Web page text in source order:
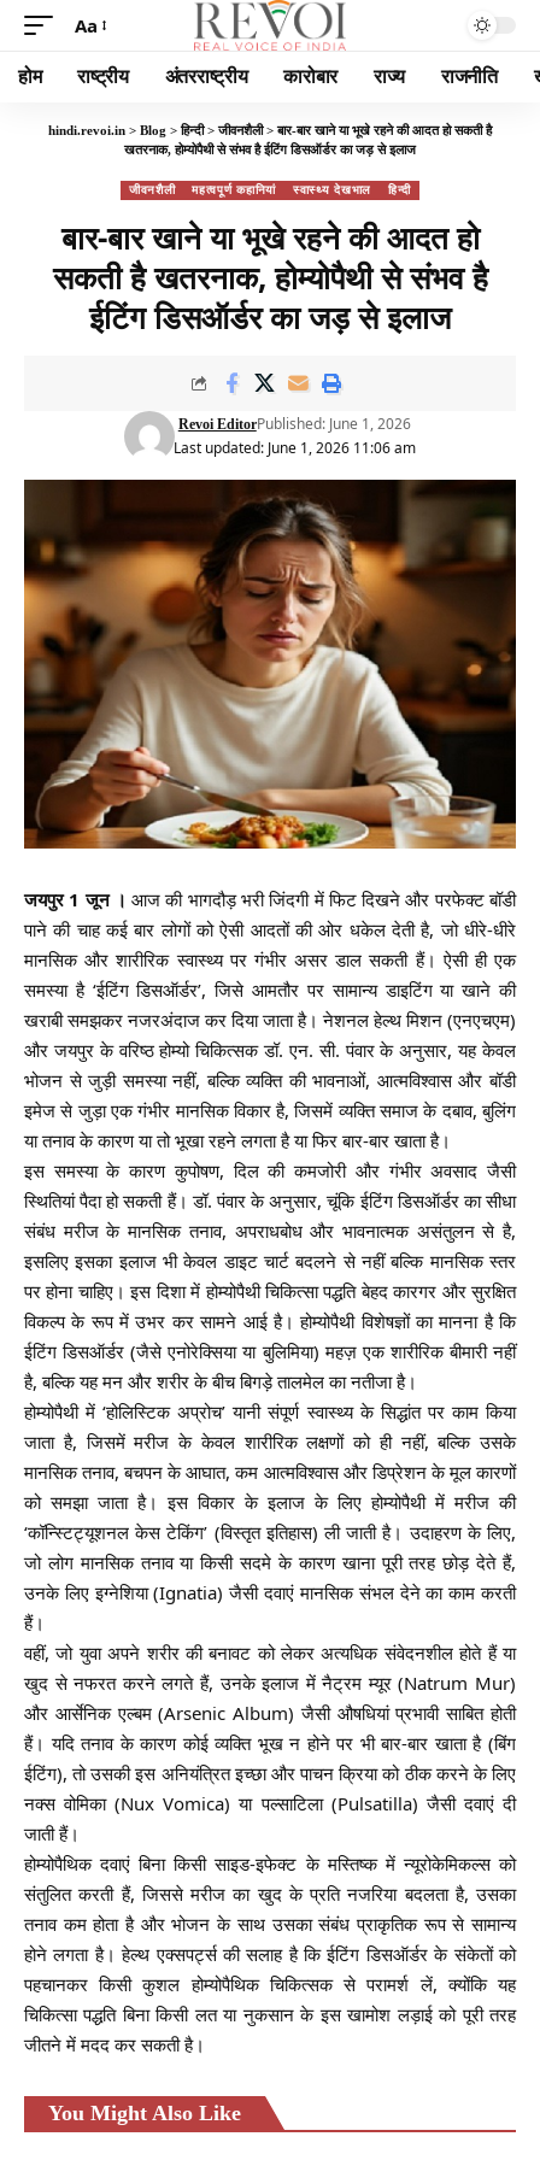
Aa
होम राष्ट्रीय अंतरराष्ट्रीय कारोबार राज्य राजनीति
hindi.revoi.in > Blog >हिन्दी>जीवनशैली>बार-बार खाने या भूखे रहने की आदत हो सकती है
खतरनाक, होम्योपैथी से संभव है ईटिंग डिसऑर्डर का जड़ से इलाज
जीवनशैली महत्वपूर्ण कहानियां स्वास्थ्य देखभाल हिन्दी
बार-बार खाने या भूखे रहने की आदत हो
सकती है खतरनाक, होम्योपैथी से संभव है
ईटिंग डिसऑर्डर का जड़ से इलाज
Last updated: June 1, 2026 11:06 am
Revoi EditorPublished: June 1, 2026
जयपुर 1 जून । आज की भागदौड़ भरी जिंदगी में फिट दिखने और परफेक्ट बॉडी
पाने की चाह कई बार लोगों को ऐसी आदतों की ओर धकेल देती है, जो धीरे-धीरे
मानसिक और शारीरिक स्वास्थ्य पर गंभीर असर डाल सकती हैं। ऐसी ही एक
समस्या है ‘ईटिंग डिसऑर्डर’, जिसे आमतौर पर सामान्य डाइटिंग या खाने की
खराबी समझकर नजरअंदाज कर दिया जाता है। नेशनल हेल्थ मिशन (एनएचएम)
और जयपुर के वरिष्ठ होम्यो चिकित्सक डॉ. एन. सी. पंवार के अनुसार, यह केवल
भोजन से जुड़ी समस्या नहीं, बल्कि व्यक्ति की भावनाओं, आत्मविश्वास और बॉडी
इमेज से जुड़ा एक गंभीर मानसिक विकार है, जिसमें व्यक्ति समाज के दबाव, बुलिंग
या तनाव के कारण या तो भूखा रहने लगता है या फिर बार-बार खाता है।
इस समस्या के कारण कुपोषण, दिल की कमजोरी और गंभीर अवसाद जैसी
स्थितियां पैदा हो सकती हैं। डॉ. पंवार के अनुसार, चूंकि ईटिंग डिसऑर्डर का सीधा
संबंध मरीज के मानसिक तनाव, अपराधबोध और भावनात्मक असंतुलन से है,
इसलिए इसका इलाज भी केवल डाइट चार्ट बदलने से नहीं बल्कि मानसिक स्तर
पर होना चाहिए। इस दिशा में होम्योपैथी चिकित्सा पद्धति बेहद कारगर और सुरक्षित
विकल्प के रूप में उभर कर सामने आई है। होम्योपैथी विशेषज्ञों का मानना है कि
ईटिंग डिसऑर्डर (जैसे एनोरेक्सिया या बुलिमिया) महज़ एक शारीरिक बीमारी नहीं
है, बल्कि यह मन और शरीर के बीच बिगड़े तालमेल का नतीजा है।
होम्योपैथी में ‘होलिस्टिक अप्रोच’ यानी संपूर्ण स्वास्थ्य के सिद्धांत पर काम किया
जाता है, जिसमें मरीज के केवल शारीरिक लक्षणों को ही नहीं, बल्कि उसके
मानसिक तनाव, बचपन के आघात, कम आत्मविश्वास और डिप्रेशन के मूल कारणों
को समझा जाता है। इस विकार के इलाज के लिए होम्योपैथी में मरीज की
‘कॉन्स्टिट्यूशनल केस टेकिंग’ (विस्तृत इतिहास) ली जाती है। उदाहरण के लिए,
जो लोग मानसिक तनाव या किसी सदमे के कारण खाना पूरी तरह छोड़ देते हैं,
उनके लिए इग्नेशिया (Ignatia) जैसी दवाएं मानसिक संभल देने का काम करती
हैं।
वहीं, जो युवा अपने शरीर की बनावट को लेकर अत्यधिक संवेदनशील होते हैं या
खुद से नफरत करने लगते हैं, उनके इलाज में नैट्रम म्यूर (Natrum Mur)
और आर्सेनिक एल्बम (Arsenic Album) जैसी औषधियां प्रभावी साबित होती
हैं। यदि तनाव के कारण कोई व्यक्ति भूख न होने पर भी बार-बार खाता है (बिंग
ईटिंग), तो उसकी इस अनियंत्रित इच्छा और पाचन क्रिया को ठीक करने के लिए
नक्स वोमिका (Nux Vomica) या पल्साटिला (Pulsatilla) जैसी दवाएं दी
जाती हैं।
होम्योपैथिक दवाएं बिना किसी साइड-इफेक्ट के मस्तिष्क में न्यूरोकेमिकल्स को
संतुलित करती हैं, जिससे मरीज का खुद के प्रति नजरिया बदलता है, उसका
तनाव कम होता है और भोजन के साथ उसका संबंध प्राकृतिक रूप से सामान्य
होने लगता है। हेल्थ एक्सपर्ट्स की सलाह है कि ईटिंग डिसऑर्डर के संकेतों को
पहचानकर किसी कुशल होम्योपैथिक चिकित्सक से परामर्श लें, क्योंकि यह
चिकित्सा पद्धति बिना किसी लत या नुकसान के इस खामोश लड़ाई को पूरी तरह
जीतने में मदद कर सकती है।
You Might Also Like